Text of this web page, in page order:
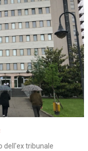
dell'ex tribunale